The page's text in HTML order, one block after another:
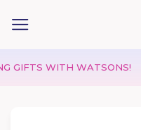
WITH WATSONS!